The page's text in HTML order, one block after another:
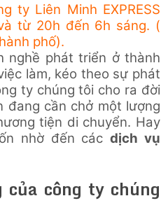
ty Liên Minh EXPRESS
từ 20h đến 6h sáng. (
phố).
nghề phát triển ở thành
làm, kéo theo sự phát
ty chúng tôi cho ra đời
đang cần chở một lượng
tiện di chuyển. Hay
nhờ đến cácdịch vụ
công ty chúng